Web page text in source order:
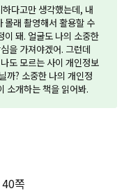
다고만 생각했는데, 내
몰래 촬영해서 활용할 수
이 돼. 얼굴도 나의 소중한
을 가져야겠어. 그런데
도 모르는 사이 개인정보
까? 소중한 나의 개인정
소개하는 책을 읽어봐.
쪽